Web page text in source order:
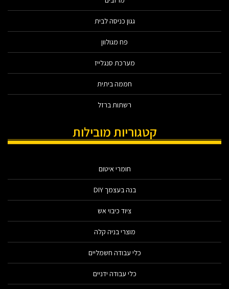
גגון כניסה לבית
פח מגולוון
מערכת סנגלייז
חממה ביתית
רשתות ברזל
קטגוריות מובילות
חומרי איטום
בנה בעצמך DIY
ציוד כיבוי אש
מוצרי בניה קלה
כלי עבודה חשמליים
כלי עבודה ידניים